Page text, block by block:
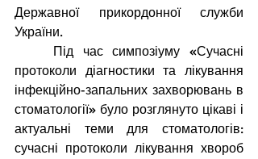
Державної прикордонної служби
України.
Під час симпозіуму «Сучасні
протоколи діагностики та лікування
інфекційно-запальних захворювань в
стоматології» було розглянуто цікаві і
актуальні теми для стоматологів:
сучасні протоколи лікування хвороб